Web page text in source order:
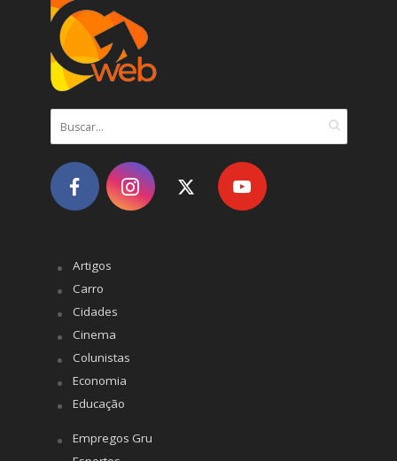
Artigos
Carro
Cidades
Cinema
Colunistas
Economia
Educação
Empregos Gru